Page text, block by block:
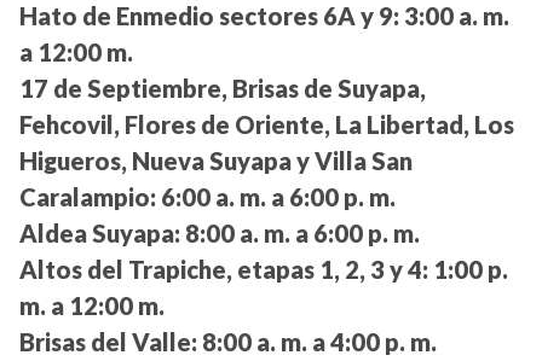
Hato de Enmedio sectores 6A y 9: 3:00 a. m.
a 12:00 m.
17 de Septiembre, Brisas de Suyapa,
Fehcovil, Flores de Oriente, La Libertad, Los
Higueros, Nueva Suyapa y Villa San
Caralampio: 6:00 a. m. a 6:00 p. m.
Aldea Suyapa: 8:00 a. m. a 6:00 p. m.
Altos del Trapiche, etapas 1, 2, 3 y 4: 1:00 p.
m. a 12:00 m.
Brisas del Valle: 8:00 a. m. a 4:00 p. m.